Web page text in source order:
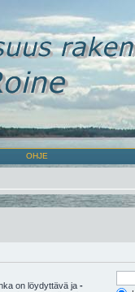
OHJE
on löydyttävä ja -